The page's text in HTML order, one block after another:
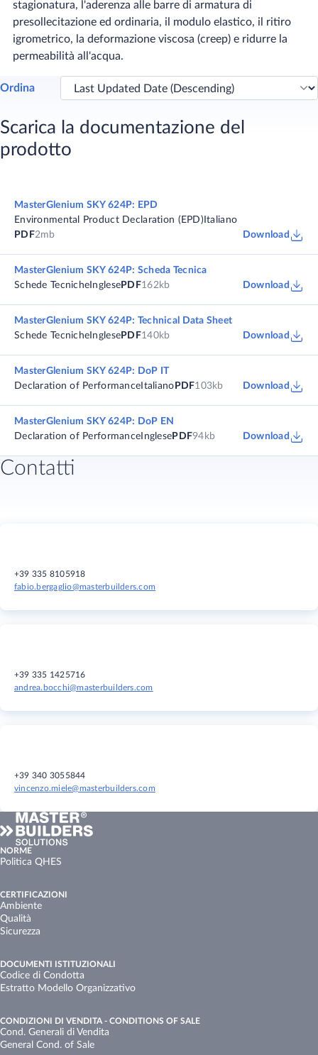
stagionatura, l'aderenza alle barre di armatura di
presollecitazione ed ordinaria, il modulo elastico, il ritiro
igrometrico, la deformazione viscosa (creep) e ridurre la
permeabilità all'acqua.
Ordina
Scarica la documentazione del
prodotto
MasterGlenium SKY 624P: EPD
Environmental Product Declaration (EPD) Italiano
PDF2mb Download
MasterGlenium SKY 624P: Scheda Tecnica
Schede Tecniche Inglese PDF162kb Download
MasterGlenium SKY 624P: Technical Data Sheet
Schede Tecniche Inglese PDF140kb Download
MasterGlenium SKY 624P: DoP IT
Declaration of Performance Italiano PDF103kb Download
MasterGlenium SKY 624P: DoP EN
Declaration of Performance Inglese PDF94kb Download
Contatti
+39 335 8105918
fabio.bergaglio@masterbuilders.com
+39 335 1425716
andrea.bocchi@masterbuilders.com
+39 340 3055844
vincenzo.miele@masterbuilders.com
NORME
Politica QHES
CERTIFICAZIONI
Ambiente
Qualità
Sicurezza
DOCUMENTI ISTITUZIONALI
Codice di Condotta
Estratto Modello Organizzativo
CONDIZIONI DI VENDITA - CONDITIONS OF SALE
Cond. Generali di Vendita
General Cond. of Sale​ ​